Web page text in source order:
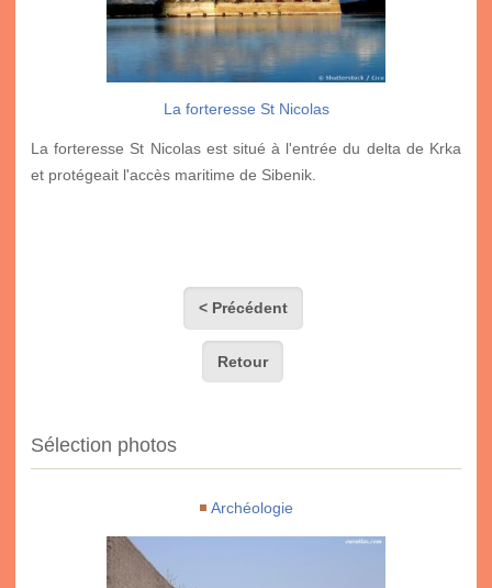
La forteresse St Nicolas
La forteresse St Nicolas est situé à l'entrée du delta de Krka
et protégeait l'accès maritime de Sibenik.
< Précédent
Retour
Sélection photos
Archéologie